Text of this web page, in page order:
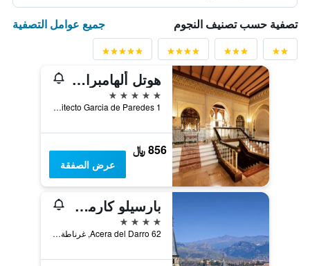
تصفية حسب تصنيف النجوم جميع عوامل التصفية
هوتل ألهامبرا بالاس
5 نجوم
Arquitecto Garcia de Paredes 1, غرناطة, منطقة أندلوسيا, أسبانيا
856 ﷼
عرض الصفقة
بارسيلو كارمن غرناطة
4 نجوم
Acera del Darro 62, غرناطة, منطقة أندلوسيا, أسبانيا